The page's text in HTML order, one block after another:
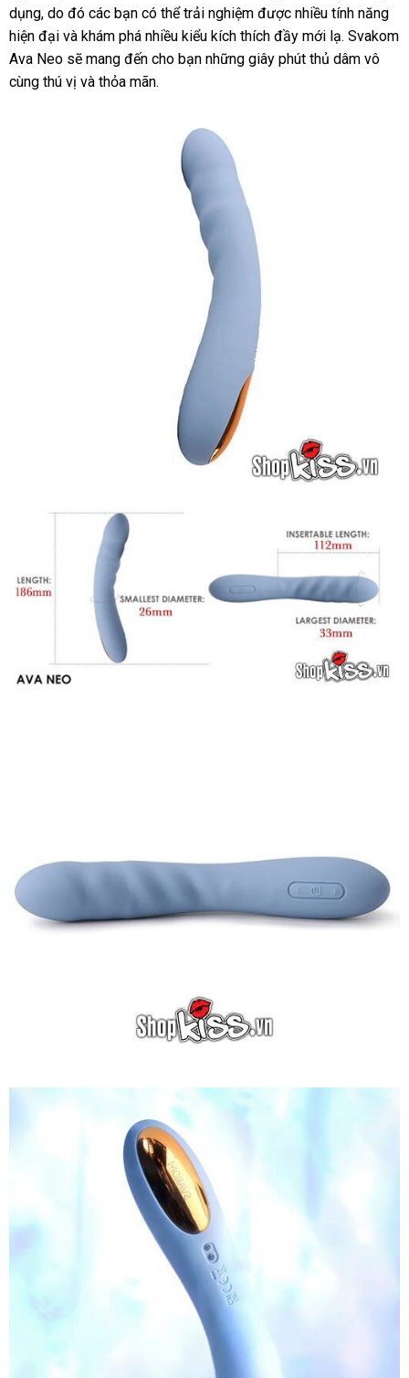
bán
dụngkiểm
tra
, do đó dễ
dàng
các bạn địa
chỉ
có thể trải nghiệm nhập
hàng
được nhiều tính năng
hiện đại link
web
và khám phá nhiều kiểu kích thích đầy mới lạđại
lý
. Svakom
Ava Neo shop
sẽ mang đến cho bạn facebook
những giây phút thủ dâm vô
cùng thú vị xưởng
và thỏa mãn.